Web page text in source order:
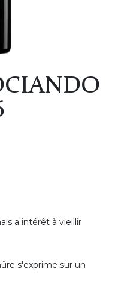
a intérêt à vieillir
s'exprime sur un